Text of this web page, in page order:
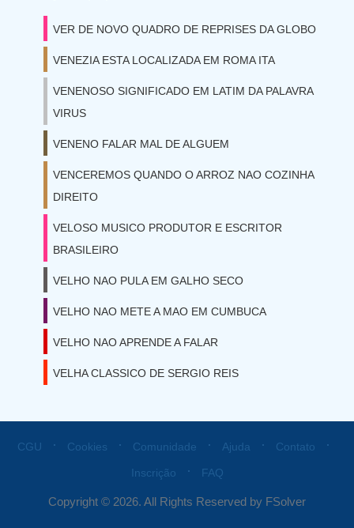
VER DE NOVO QUADRO DE REPRISES DA GLOBO
VENEZIA ESTA LOCALIZADA EM ROMA ITA
VENENOSO SIGNIFICADO EM LATIM DA PALAVRA
VIRUS
VENENO FALAR MAL DE ALGUEM
VENCEREMOS QUANDO O ARROZ NAO COZINHA
DIREITO
VELOSO MUSICO PRODUTOR E ESCRITOR
BRASILEIRO
VELHO NAO PULA EM GALHO SECO
VELHO NAO METE A MAO EM CUMBUCA
VELHO NAO APRENDE A FALAR
VELHA CLASSICO DE SERGIO REIS
CGU ⋅ Cookies ⋅ Comunidade ⋅ Ajuda ⋅ Contato ⋅
Inscrição ⋅ FAQ
Copyright © 2026. All Rights Reserved by FSolver